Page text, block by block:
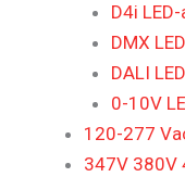
D4i
DMX
DALI
0-10V
120-277
347V 380V